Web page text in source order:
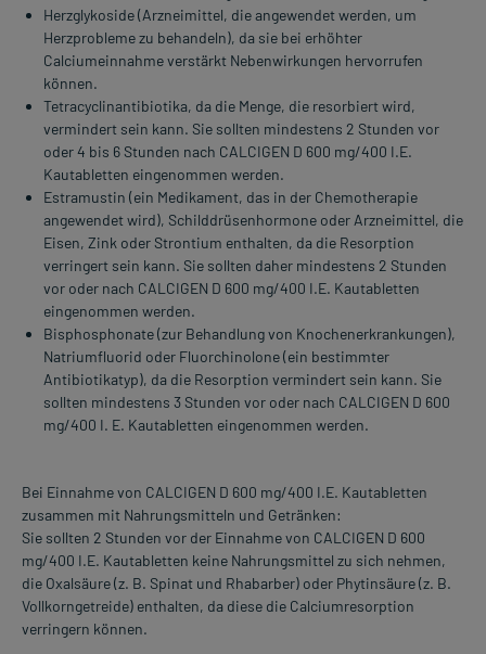
Herzglykoside (Arzneimittel, die angewendet werden, um
Herzprobleme zu behandeln), da sie bei erhöhter
Calciumeinnahme verstärkt Nebenwirkungen hervorrufen
können.
Tetracyclinantibiotika, da die Menge, die resorbiert wird,
vermindert sein kann. Sie sollten mindestens 2 Stunden vor
oder 4 bis 6 Stunden nach CALCIGEN D 600 mg/400 I.E.
Kautabletten eingenommen werden.
Estramustin (ein Medikament, das in der Chemotherapie
angewendet wird), Schilddrüsenhormone oder Arzneimittel, die
Eisen, Zink oder Strontium enthalten, da die Resorption
verringert sein kann. Sie sollten daher mindestens 2 Stunden
vor oder nach CALCIGEN D 600 mg/400 I.E. Kautabletten
eingenommen werden.
Bisphosphonate (zur Behandlung von Knochenerkrankungen),
Natriumfluorid oder Fluorchinolone (ein bestimmter
Antibiotikatyp), da die Resorption vermindert sein kann. Sie
sollten mindestens 3 Stunden vor oder nach CALCIGEN D 600
mg/400 I. E. Kautabletten eingenommen werden.
Bei Einnahme von CALCIGEN D 600 mg/400 I.E. Kautabletten
zusammen mit Nahrungsmitteln und Getränken:
Sie sollten 2 Stunden vor der Einnahme von CALCIGEN D 600
mg/400 I.E. Kautabletten keine Nahrungsmittel zu sich nehmen,
die Oxalsäure (z. B. Spinat und Rhabarber) oder Phytinsäure (z. B.
Vollkorngetreide) enthalten, da diese die Calciumresorption
verringern können.